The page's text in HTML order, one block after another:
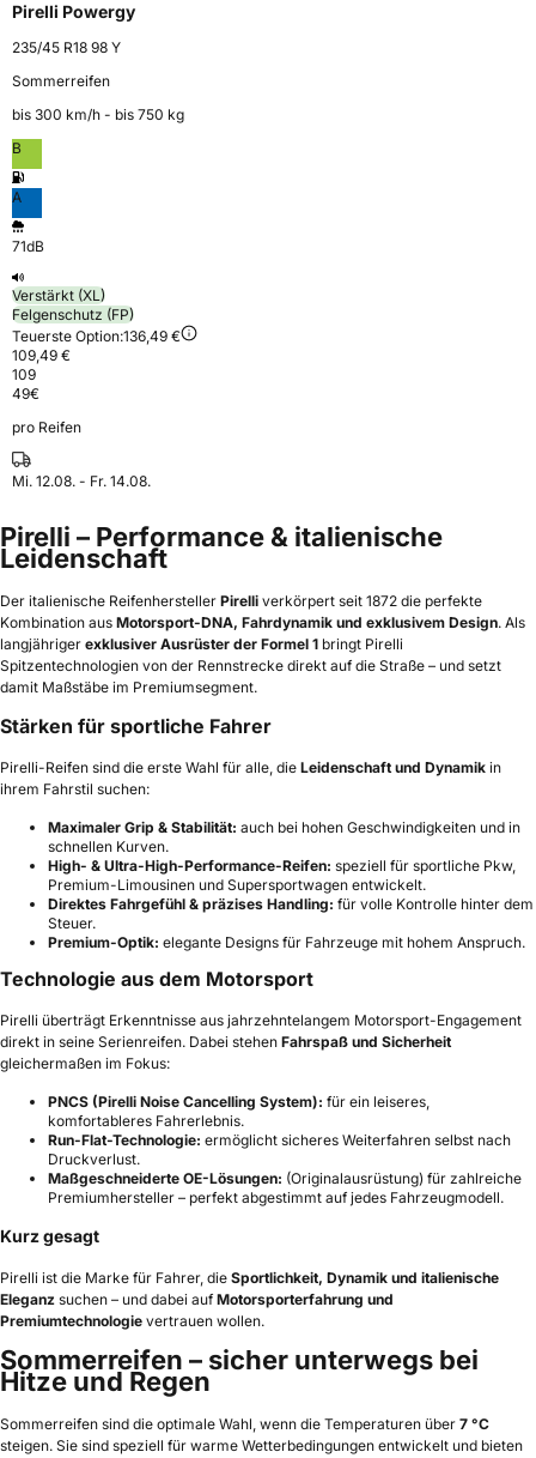
Pirelli Powergy
235/45 R18 98 Y
Sommerreifen
bis 300 km⁠/⁠h - bis 750 kg
B
A
71dB
Verstärkt (XL)
Felgenschutz (FP)
Teuerste Option:136,49 €
109,49 €
109
49€
pro Reifen
Mi. 12.08. - Fr. 14.08.
Pirelli – Performance & italienische
Leidenschaft
Der italienische Reifenhersteller Pirelli verkörpert seit 1872 die perfekte
Kombination aus Motorsport-DNA, Fahrdynamik und exklusivem Design. Als
langjähriger exklusiver Ausrüster der Formel 1 bringt Pirelli
Spitzentechnologien von der Rennstrecke direkt auf die Straße – und setzt
damit Maßstäbe im Premiumsegment.
Stärken für sportliche Fahrer
Pirelli-Reifen sind die erste Wahl für alle, die Leidenschaft und Dynamik in
ihrem Fahrstil suchen:
Maximaler Grip & Stabilität: auch bei hohen Geschwindigkeiten und in
schnellen Kurven.
High- & Ultra-High-Performance-Reifen: speziell für sportliche Pkw,
Premium-Limousinen und Supersportwagen entwickelt.
Direktes Fahrgefühl & präzises Handling: für volle Kontrolle hinter dem
Steuer.
Premium-Optik: elegante Designs für Fahrzeuge mit hohem Anspruch.
Technologie aus dem Motorsport
Pirelli überträgt Erkenntnisse aus jahrzehntelangem Motorsport-Engagement
direkt in seine Serienreifen. Dabei stehen Fahrspaß und Sicherheit
gleichermaßen im Fokus:
PNCS (Pirelli Noise Cancelling System): für ein leiseres,
komfortableres Fahrerlebnis.
Run-Flat-Technologie: ermöglicht sicheres Weiterfahren selbst nach
Druckverlust.
Maßgeschneiderte OE-Lösungen: (Originalausrüstung) für zahlreiche
Premiumhersteller – perfekt abgestimmt auf jedes Fahrzeugmodell.
Kurz gesagt
Pirelli ist die Marke für Fahrer, die Sportlichkeit, Dynamik und italienische
Eleganz suchen – und dabei aufMotorsporterfahrung und
Premiumtechnologie vertrauen wollen.
Sommerreifen – sicher unterwegs bei
Hitze und Regen
Sommerreifen sind die optimale Wahl, wenn die Temperaturen über 7 °C
steigen. Sie sind speziell für warme Wetterbedingungen entwickelt und bieten